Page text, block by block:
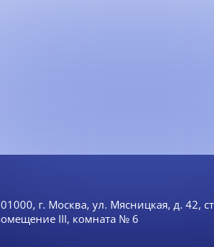
г. Москва, ул. Мясницкая, д. 42,
III, комната № 6